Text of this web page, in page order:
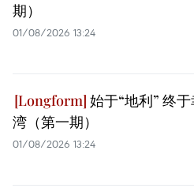
期）
01/08/2026 13:24
始于“地利” 终
湾（第一期）
01/08/2026 13:24